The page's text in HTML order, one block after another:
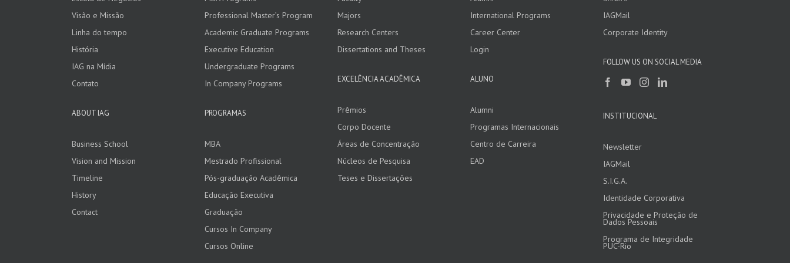
Visão e Missão
Linha do tempo
História
IAG na Mídia
Contato
ABOUT IAG
Business School
Vision and Mission
Timeline
History
Contact
Professional Master’s Program
Academic Graduate Programs
Executive Education
Undergraduate Programs
In Company Programs
PROGRAMAS
MBA
Mestrado Profissional
Pós-graduação Acadêmica
Educação Executiva
Graduação
Cursos In Company
Cursos Online
Majors
Research Centers
Dissertations and Theses
EXCELÊNCIA ACADÊMICA
Prêmios
Corpo Docente
Áreas de Concentração
Núcleos de Pesquisa
Teses e Dissertações
International Programs
Career Center
Login
ALUNO
Alumni
Programas Internacionais
Centro de Carreira
EAD
IAGMail
Corporate Identity
FOLLOW US ON SOCIAL MEDIA
INSTITUCIONAL
Newsletter
IAGMail
S.I.G.A.
Identidade Corporativa
Privacidade e Proteção de
Dados Pessoais
Programa de Integridade
PUC-Rio